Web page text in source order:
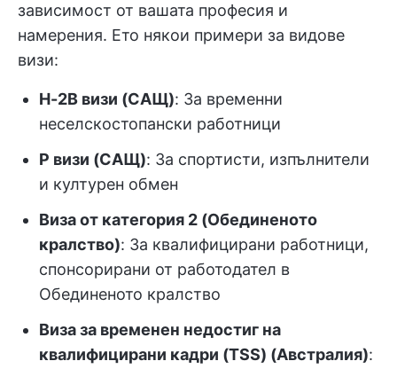
зависимост от вашата професия и
намерения. Ето някои примери за видове
визи:
H-2B визи (САЩ): За временни
неселскостопански работници
P визи (САЩ): За спортисти, изпълнители
и културен обмен
Виза от категория 2 (Обединеното
кралство): За квалифицирани работници,
спонсорирани от работодател в
Обединеното кралство
Виза за временен недостиг на
квалифицирани кадри (TSS) (Австралия):